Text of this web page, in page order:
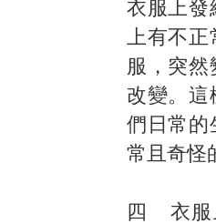
衣服上發
上有不正
服，突
改變。這
們日常的
常且奇怪
四 衣服